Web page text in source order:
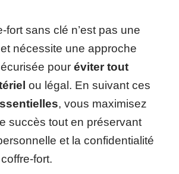
fort sans clé n’est pas une
nécessite une approche
pour éviter tout
ou légal. En suivant ces
, vous maximisez
succès tout en préservant
et la confidentialité
fort.